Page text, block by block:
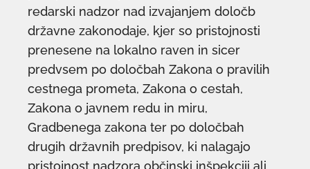
redarski nadzor nad izvajanjem določb
državne zakonodaje, kjer so pristojnosti
prenesene na lokalno raven in sicer
predvsem po določbah Zakona o pravilih
cestnega prometa, Zakona o cestah,
Zakona o javnem redu in miru,
Gradbenega zakona ter po določbah
drugih državnih predpisov, ki nalagajo
pristojnost nadzora občinski inšpekciji ali